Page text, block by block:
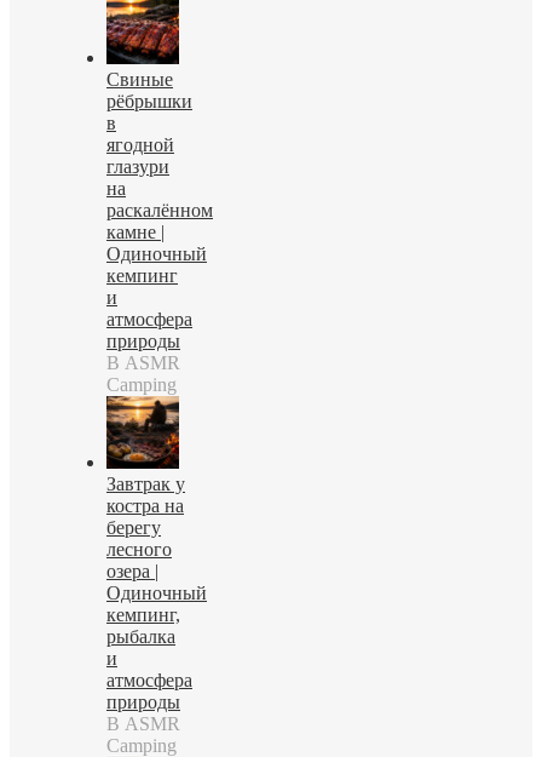
Свиные
рёбрышки
в
ягодной
глазури
на
раскалённом
камне |
Одиночный
кемпинг
и
атмосфера
природы
В ASMR
Camping
Завтрак у
костра на
берегу
лесного
озера |
Одиночный
кемпинг,
рыбалка
и
атмосфера
природы
В ASMR
Camping